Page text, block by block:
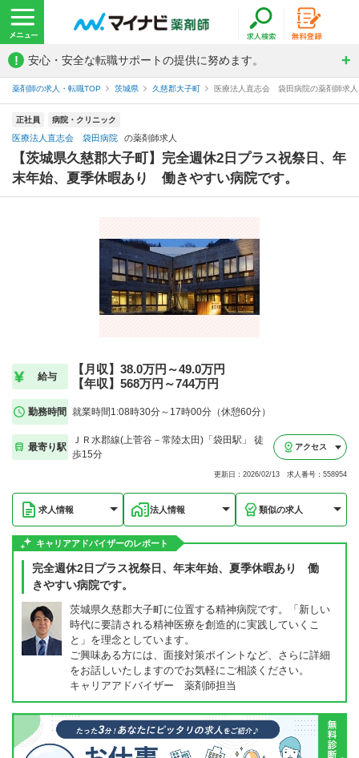
! 安心・安全な転職サポートの提供に努めます。
薬剤師の求人・転職TOP 茨城県 久慈郡大子町 医療法人直志会 袋田病院の薬剤師求人
正社員 病院・クリニック
医療法人直志会 袋田病院 の薬剤師求人
【茨城県久慈郡大子町】完全週休2日プラス祝祭日、年
末年始、夏季休暇あり 働きやすい病院です。
給与
【月収】38.0万円～49.0万円
【年収】568万円～744万円
勤務時間 就業時間1:08時30分～17時00分（休憩60分）
最寄り駅
ＪＲ水郡線(上菅谷－常陸太田)「袋田駅」 徒
歩15分
アクセス
更新日：2026/02/13 求人番号：558954
求人情報 法人情報 類似の求人
キャリアアドバイザーのレポート
完全週休2日プラス祝祭日、年末年始、夏季休暇あり 働
きやすい病院です。
茨城県久慈郡大子町に位置する精神病院です。「新しい
時代に要請される精神医療を創造的に実践していくこ
と」を理念としています。
ご興味ある方には、面接対策ポイントなど、さらに詳細
をお話しいたしますのでお気軽にご相談ください。
キャリアアドバイザー 薬剤師担当